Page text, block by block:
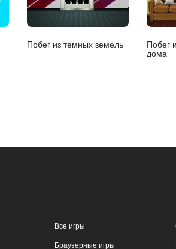
Побег из темных земель
Побег
дома
Все игры
Браузерные игры